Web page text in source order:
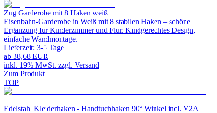
Zug Garderobe mit 8 Haken weiß
Eisenbahn-Garderobe in Weiß mit 8 stabilen Haken – schöne
Ergänzung für Kinderzimmer und Flur. Kindgerechtes Design,
einfache Wandmontage.
Lieferzeit: 3-5 Tage
ab 38,68 EUR
inkl. 19% MwSt. zzgl. Versand
Zum Produkt
TOP
Edelstahl Kleiderhaken - Handtuchhaken 90° Winkel incl. V2A